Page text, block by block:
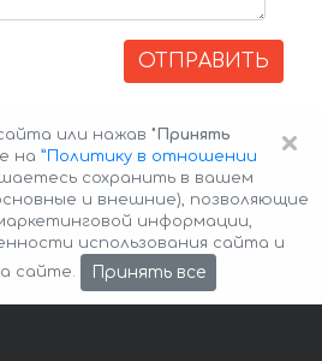
ОТПРАВИТЬ
Авто-Аренда Cookie Policy
×
или нажав "Принять
на ”Политику в отношении
сохранить в вашем
и внешние), позволяющие
информации,
использования сайта и
сайте.
Принять все